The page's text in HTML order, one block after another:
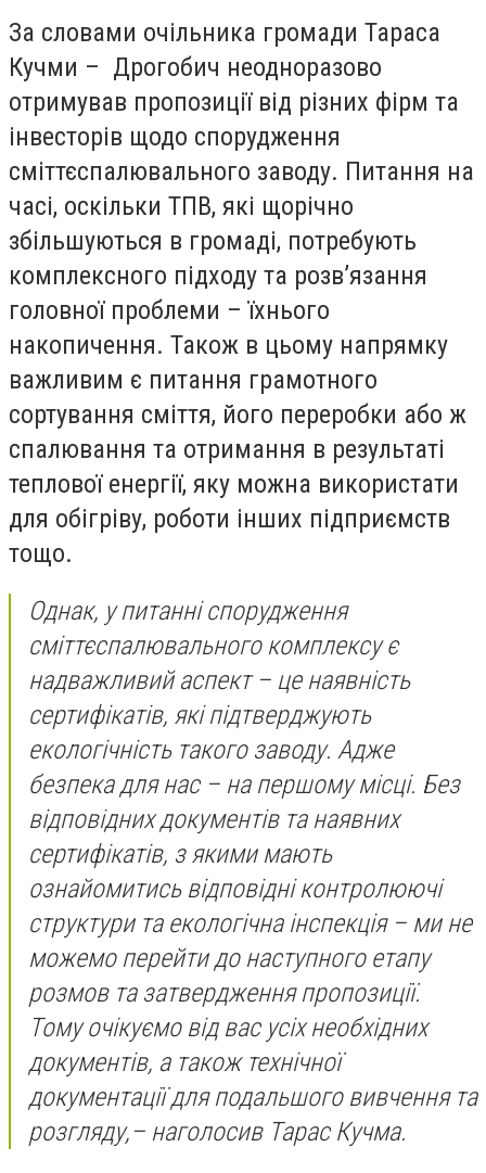
За словами очільника громади Тараса
Кучми – Дрогобич неодноразово
отримував пропозиції від різних фірм та
інвесторів щодо спорудження
сміттєспалювального заводу. Питання на
часі, оскільки ТПВ, які щорічно
збільшуються в громаді, потребують
комплексного підходу та розв’язання
головної проблеми – їхнього
накопичення. Також в цьому напрямку
важливим є питання грамотного
сортування сміття, його переробки або ж
спалювання та отримання в результаті
теплової енергії, яку можна використати
для обігріву, роботи інших підприємств
тощо.
Однак, у питанні спорудження
сміттєспалювального комплексу є
надважливий аспект – це наявність
сертифікатів, які підтверджують
екологічність такого заводу. Адже
безпека для нас – на першому місці. Без
відповідних документів та наявних
сертифікатів, з якими мають
ознайомитись відповідні контролюючі
структури та екологічна інспекція – ми не
можемо перейти до наступного етапу
розмов та затвердження пропозиції.
Тому очікуємо від вас усіх необхідних
документів, а також технічної
документації для подальшого вивчення та
розгляду,– наголосив Тарас Кучма.